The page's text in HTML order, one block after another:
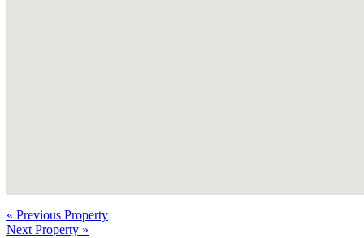
« Previous Property
Next Property »